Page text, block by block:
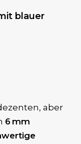
blauer
aber
6 mm